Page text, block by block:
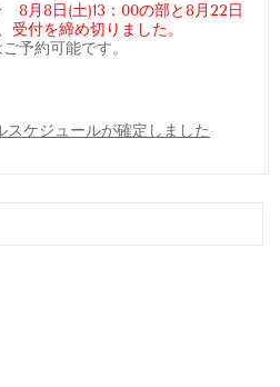
8月8日(土)13：00の部と8月22日
受付を締め切りました。
予約可能です。
ケジュールが確定しました